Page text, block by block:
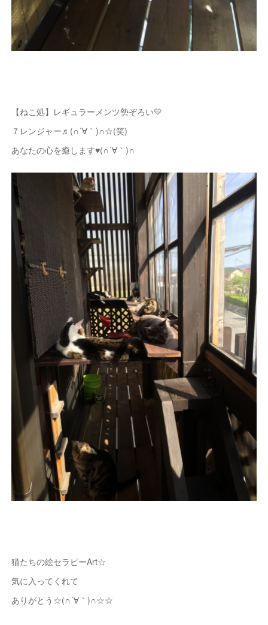
【ねこ処】レギュラーメンツ勢ぞろい💛
７レンジャー♬(∩´∀｀)∩☆(笑)
あなたの心を癒します♥(∩´∀｀)∩
猫たちの絵セラピーArt☆
気に入ってくれて
ありがとう☆(∩´∀｀)∩☆☆